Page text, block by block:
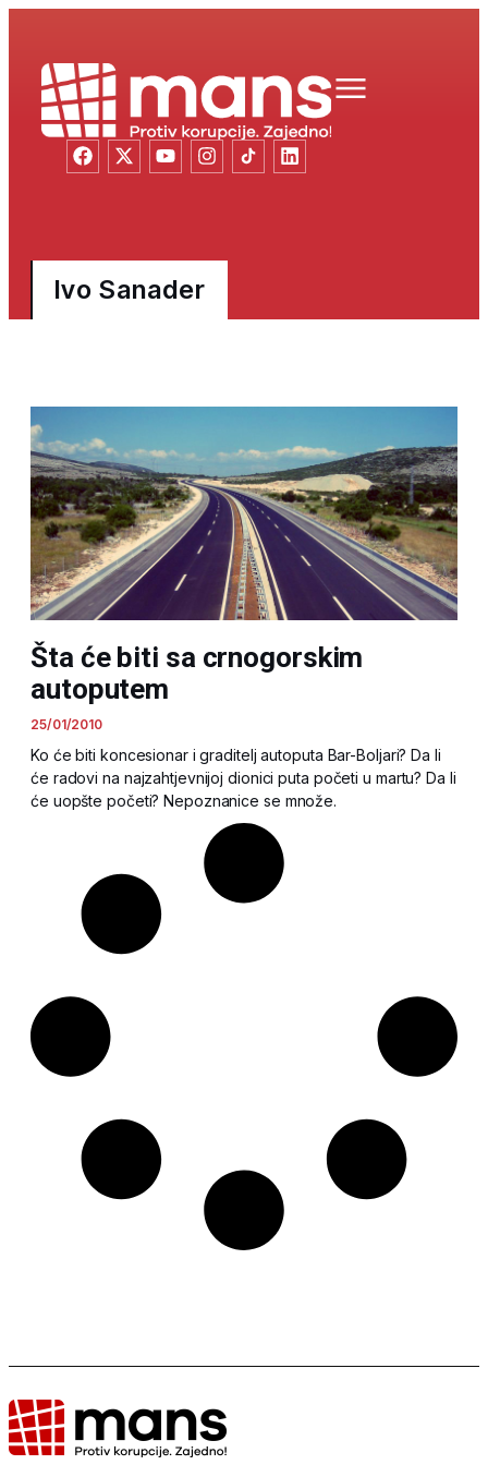
Ivo Sanader
Šta će biti sa crnogorskim
autoputem
25/01/2010
Ko će biti koncesionar i graditelj autoputa Bar-Boljari? Da li
će radovi na najzahtjevnijoj dionici puta početi u martu? Da li
će uopšte početi? Nepoznanice se množe.